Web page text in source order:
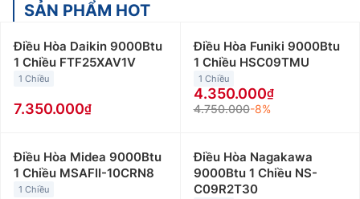
SẢN PHẨM HOT
Điều Hòa Daikin 9000Btu
1 Chiều FTF25XAV1V
1 Chiều
7.350.000
Điều Hòa Funiki 9000Btu
1 Chiều HSC09TMU
1 Chiều
4.350.000
4.750.000-8%
Điều Hòa Midea 9000Btu
1 Chiều MSAFII-10CRN8
1 Chiều
Điều Hòa Nagakawa
9000Btu 1 Chiều NS-
C09R2T30